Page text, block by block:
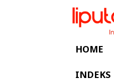
HOME
INDEKS